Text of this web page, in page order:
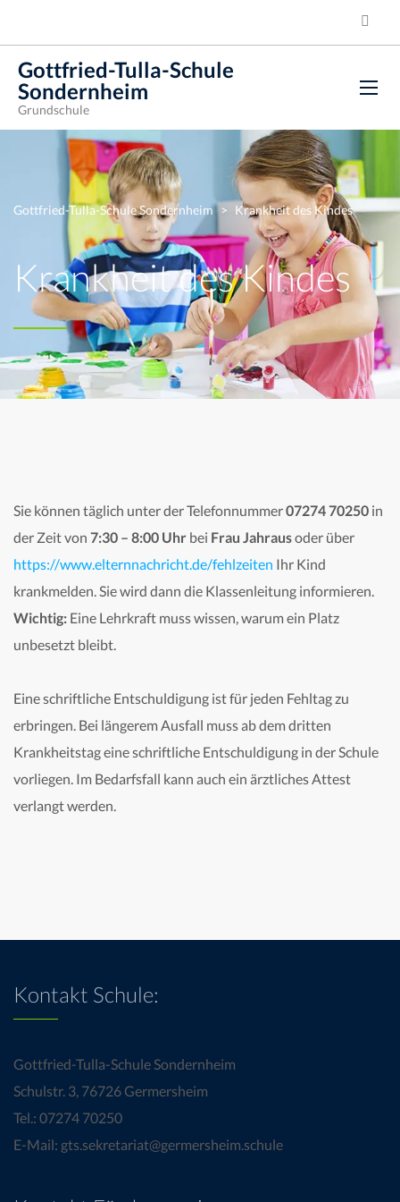
Gottfried-Tulla-Schule
Sondernheim
Grundschule
Gottfried-Tulla-Schule Sondernheim > Krankheit des Kindes
Krankheit des Kindes
Sie können täglich unter der Telefonnummer07274 70250 in
der Zeit von 7:30 – 8:00 Uhr bei Frau Jahrausoder über
https://www.elternnachricht.de/fehlzeiten Ihr Kind
krankmelden. Sie wird dann die Klassenleitung informieren.
Wichtig: Eine Lehrkraft muss wissen, warum ein Platz
unbesetzt bleibt.
Eine schriftliche Entschuldigung ist für jeden Fehltag zu
erbringen. Bei längerem Ausfall muss ab dem dritten
Krankheitstag eine schriftliche Entschuldigung in der Schule
vorliegen. Im Bedarfsfall kann auch ein ärztliches Attest
verlangt werden.
Kontakt Schule:
Gottfried-Tulla-Schule Sondernheim
Schulstr. 3, 76726 Germersheim
Tel.: 07274 70250
E-Mail: gts.sekretariat@germersheim.schule